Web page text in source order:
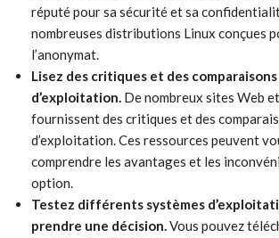
réputé pour sa sécurité et sa
nombreuses distributions Linux conçues
l’anonymat.
Lisez des critiques et des
d’exploitation. De nombreux sites Web
fournissent des critiques et des
d’exploitation. Ces ressources peuvent
comprendre les avantages et les
option.
Testez différents systèmes
prendre une décision.Vous pouvez